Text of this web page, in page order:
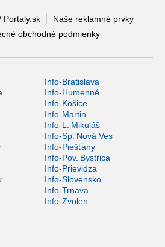
Portaly.sk
Naše reklamné prvky
obchodné podmienky
Info-Bratislava
Info-Humenné
Info-Košice
Info-Martin
Info-L. Mikuláš
Info-Sp. Nová Ves
Info-Piešťany
Info-Pov. Bystrica
Info-Prievidza
Info-Slovensko
Info-Trnava
Info-Zvolen